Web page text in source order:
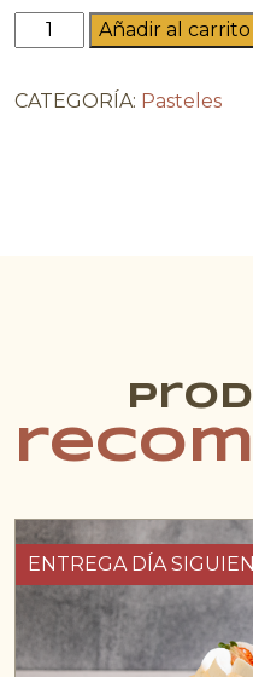
Red
Velvet
Añadir al carrito
CATEGORÍA: Pasteles
ENTREGA DÍA